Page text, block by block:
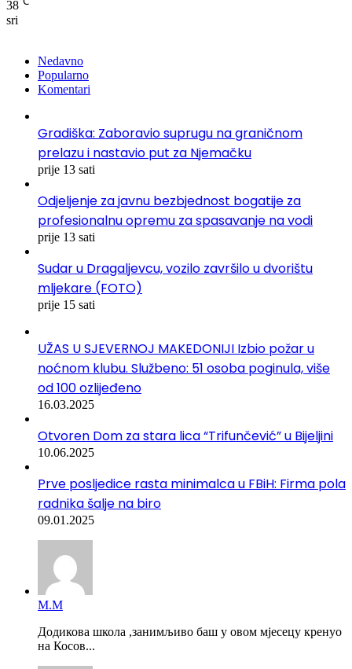
38
sri
Nedavno
Popularno
Komentari
Gradiška: Zaboravio suprugu na graničnom
prelazu i nastavio put za Njemačku
prije 13 sati
Odjeljenje za javnu bezbjednost bogatije za
profesionalnu opremu za spasavanje na vodi
prije 13 sati
Sudar u Dragaljevcu, vozilo završilo u dvorištu
mljekare (FOTO)
prije 15 sati
UŽAS U SJEVERNOJ MAKEDONIJI Izbio požar u
noćnom klubu. Službeno: 51 osoba poginula, više
od 100 ozlijeđeno
16.03.2025
Otvoren Dom za stara lica “Trifunčević” u Bijeljini
10.06.2025
Prve posljedice rasta minimalca u FBiH: Firma pola
radnika šalje na biro
09.01.2025
М.М
Додикова школа ,занимљиво баш у овом мјесецу кренуо
на Косов...